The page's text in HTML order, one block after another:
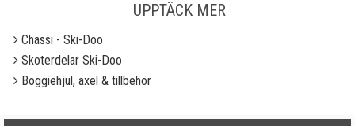
UPPTÄCK MER
Chassi - Ski-Doo
Skoterdelar Ski-Doo
Boggiehjul, axel & tillbehör